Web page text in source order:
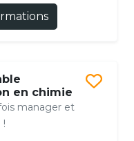
en chimie
manager et